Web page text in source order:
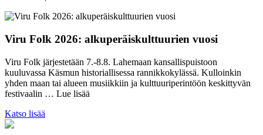
Viru Folk 2026: alkuperäiskulttuurien vuosi
Viru Folk järjestetään 7.-8.8. Lahemaan kansallispuistoon
kuuluvassa Käsmun historiallisessa rannikkokylässä. Kulloinkin
yhden maan tai alueen musiikkiin ja kulttuuriperintöön keskittyvän
festivaalin … Lue lisää
Katso lisää